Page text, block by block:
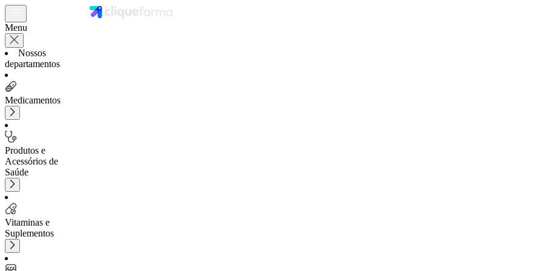
Menu
Nossos
departamentos
Medicamentos
Produtos e
Acessórios de
Saúde
Vitaminas e
Suplementos